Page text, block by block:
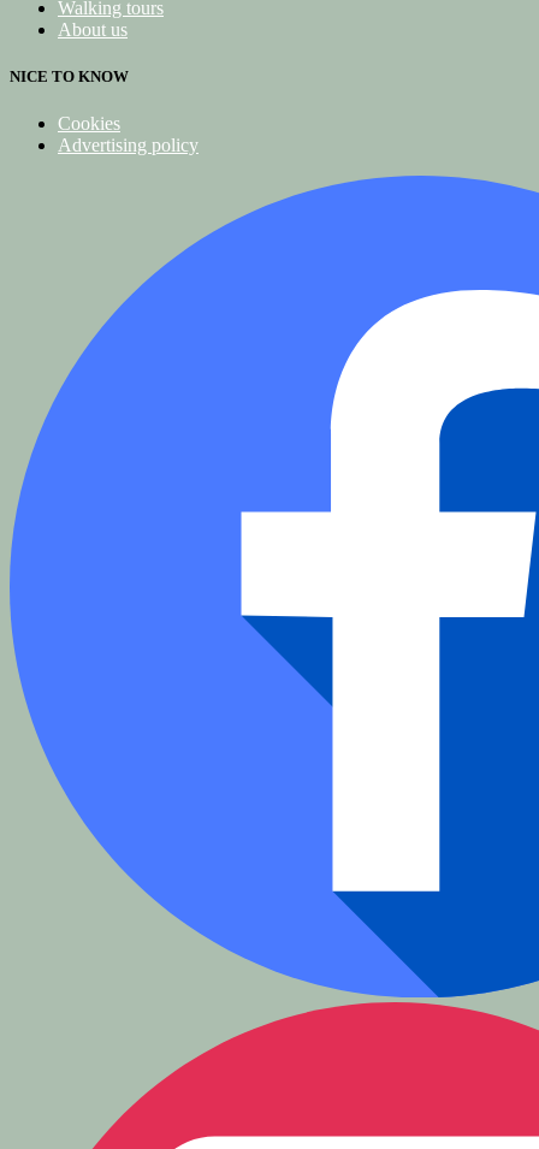
Walking tours
About us
NICE TO KNOW
Cookies
Advertising policy